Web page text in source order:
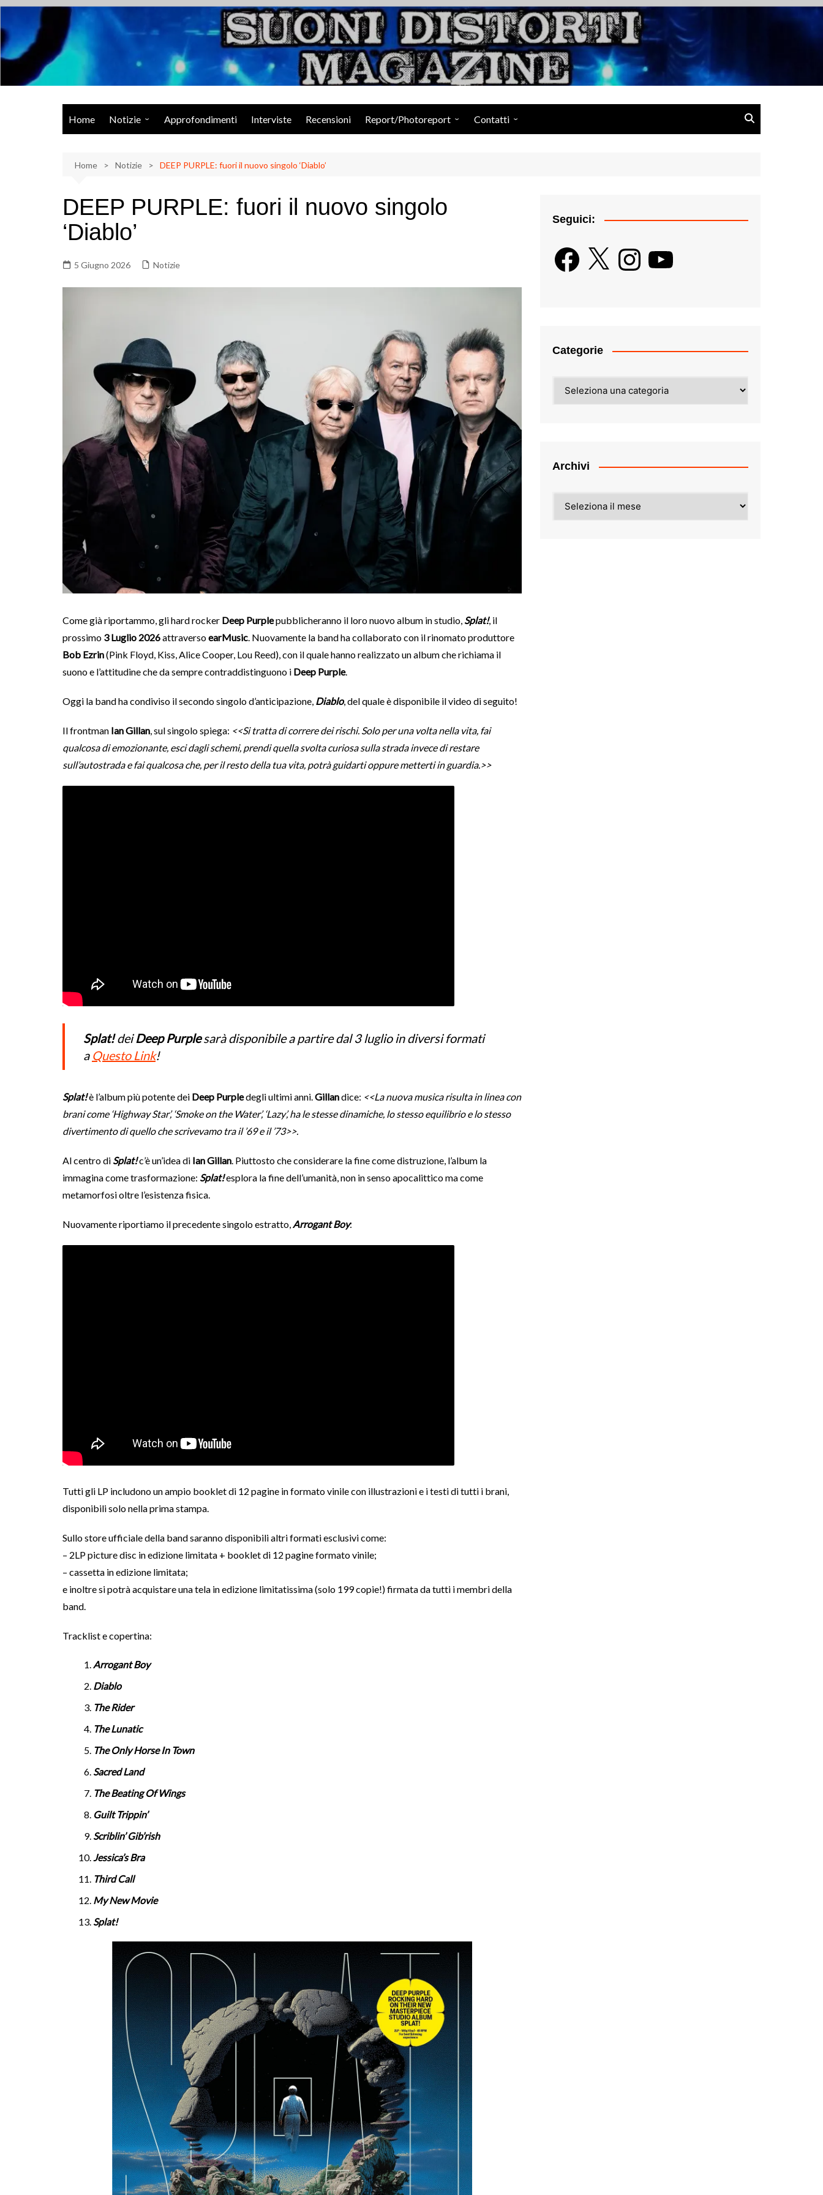
Salta
contenuto
Suoni Distorti Magazine
Musica Rock, Metal, Punk e varie sonorità alternative
Home Notizie
Eventi
Libri
Approfondimenti Interviste Recensioni Report/Photoreport Contatti
Home Notizie DEEP PURPLE: fuori il nuovo singolo ‘Diablo’
DEEP PURPLE: fuori il nuovo singolo
‘Diablo’
5 Giugno 2026 Notizie
Come già riportammo, gli hard rocker Deep Purplepubblicheranno il loro nuovo album in studio, Splat!, il
prossimo 3 Luglio 2026attraversoearMusic. Nuovamente la band ha collaborato con il rinomato produttore
Bob Ezrin(Pink Floyd, Kiss, Alice Cooper, Lou Reed), con il quale hanno realizzato un album che richiama il
suono e l’attitudine che da sempre contraddistinguono i Deep Purple.
Oggi la band ha condiviso il secondo singolo d’anticipazione, Diablo, del quale è disponibile il video di seguito!
Il frontman Ian Gillan, sul singolo spiega: <<Si tratta di correre dei rischi. Solo per una volta nella vita, fai
qualcosa di emozionante, esci dagli schemi, prendi quella svolta curiosa sulla strada invece di restare
sull’autostrada e fai qualcosa che, per il resto della tua vita, potrà guidarti oppure metterti in guardia.>>
Splat!deiDeep Purplesarà disponibile a partire dal 3 luglio in diversi formati
a Questo Link!
Splat!è l’album più potente dei Deep Purpledegli ultimi anni.Gillandice: <<La nuova musica risulta in linea con
brani come ‘Highway Star’, ‘Smoke on the Water’, ‘Lazy’, ha le stesse dinamiche, lo stesso equilibrio e lo stesso
divertimento di quello che scrivevamo tra il ’69 e il ’73>>.
Al centro di Splat!c’è un’idea di Ian Gillan. Piuttosto che considerare la fine come distruzione, l’album la
immagina come trasformazione: Splat!esplora la fine dell’umanità, non in senso apocalittico ma come
metamorfosi oltre l’esistenza fisica.
Nuovamente riportiamo il precedente singolo estratto,Arrogant Boy:
Tutti gli LP includono un ampio booklet di 12 pagine in formato vinile con illustrazioni e i testi di tutti i brani,
disponibili solo nella prima stampa.
Sullo store ufficiale della band saranno disponibili altri formati esclusivi come:
– 2LP picture disc in edizione limitata + booklet di 12 pagine formato vinile;
– cassetta in edizione limitata;
e inoltre si potrà acquistare una tela in edizione limitatissima (solo 199 copie!) firmata da tutti i membri della
band.
Tracklist e copertina:
Arrogant Boy
Diablo
The Rider
The Lunatic
The Only Horse In Town
Sacred Land
The Beating Of Wings
Guilt Trippin’
Scriblin’ Gib’rish
Jessica’s Bra
Third Call
My New Movie
Splat!
Seguici:
Facebook
X InstagramYouTube
Categorie
Archivi